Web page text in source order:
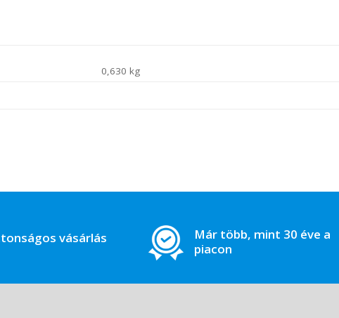
0,630 kg
vásárlás
Már több, mint 30 éve a
piacon